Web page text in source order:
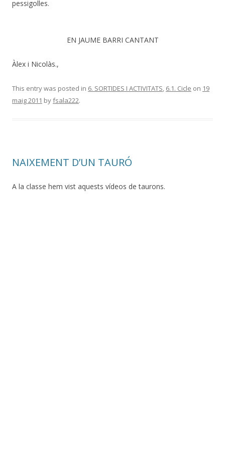
pessigolles.
EN JAUME BARRI CANTANT
Àlex i Nicolàs.,
This entry was posted in 6. SORTIDES I ACTIVITATS, 6.1. Cicle on 19
maig 2011 byfsala222.
NAIXEMENT D’UN TAURÓ
A la classe hem vist aquests vídeos de taurons.